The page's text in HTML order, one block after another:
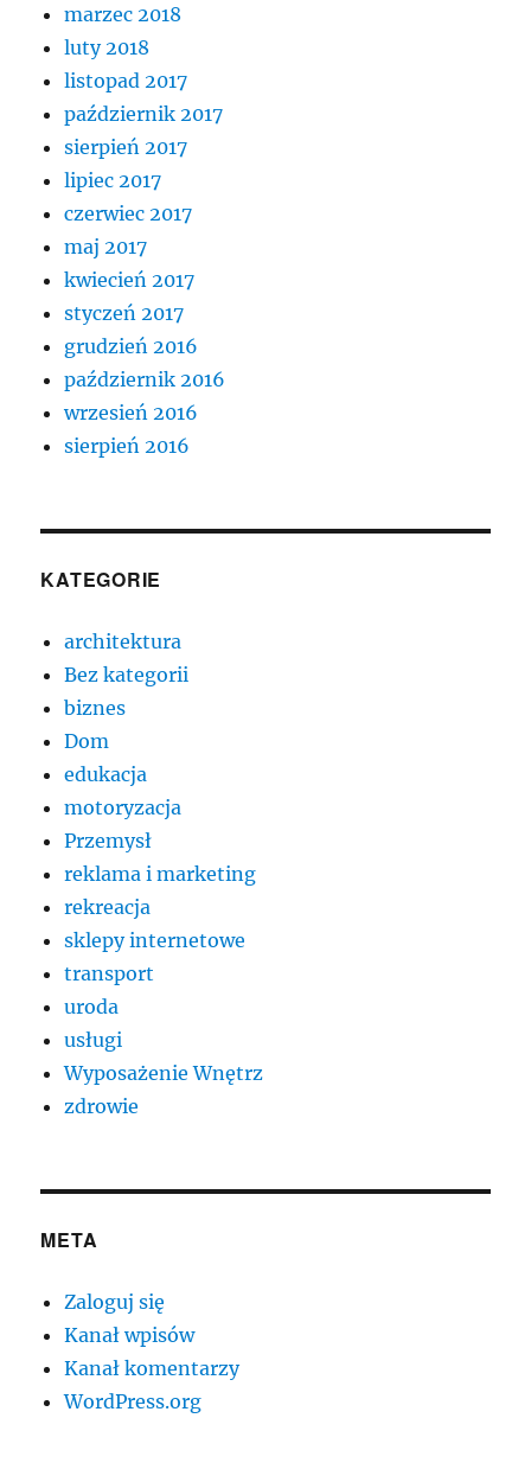
marzec 2018
luty 2018
listopad 2017
październik 2017
sierpień 2017
lipiec 2017
czerwiec 2017
maj 2017
kwiecień 2017
styczeń 2017
grudzień 2016
październik 2016
wrzesień 2016
sierpień 2016
KATEGORIE
architektura
Bez kategorii
biznes
Dom
edukacja
motoryzacja
Przemysł
reklama i marketing
rekreacja
sklepy internetowe
transport
uroda
usługi
Wyposażenie Wnętrz
zdrowie
META
Zaloguj się
Kanał wpisów
Kanał komentarzy
WordPress.org